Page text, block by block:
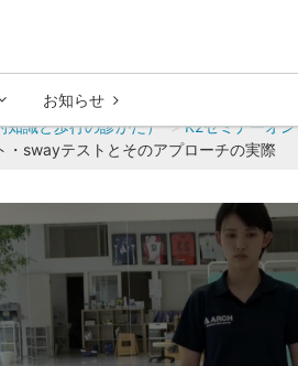
お知らせ
知識と歩行の診かた）
K2セミナーオ
swayテストとそのアプローチの実際